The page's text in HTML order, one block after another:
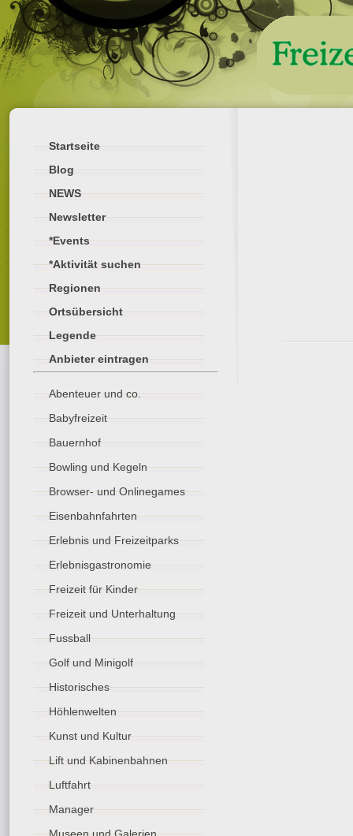
Startseite
Blog
NEWS
Newsletter
*Events
*Aktivität suchen
Regionen
Ortsübersicht
Legende
Anbieter eintragen
Abenteuer und co.
Babyfreizeit
Bauernhof
Bowling und Kegeln
Browser- und Onlinegames
Eisenbahnfahrten
Erlebnis und Freizeitparks
Erlebnisgastronomie
Freizeit für Kinder
Freizeit und Unterhaltung
Fussball
Golf und Minigolf
Historisches
Höhlenwelten
Kunst und Kultur
Lift und Kabinenbahnen
Luftfahrt
Manager